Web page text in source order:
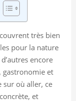
très bien
pour la nature
encore
gastronomie et
sur où aller, ce
et